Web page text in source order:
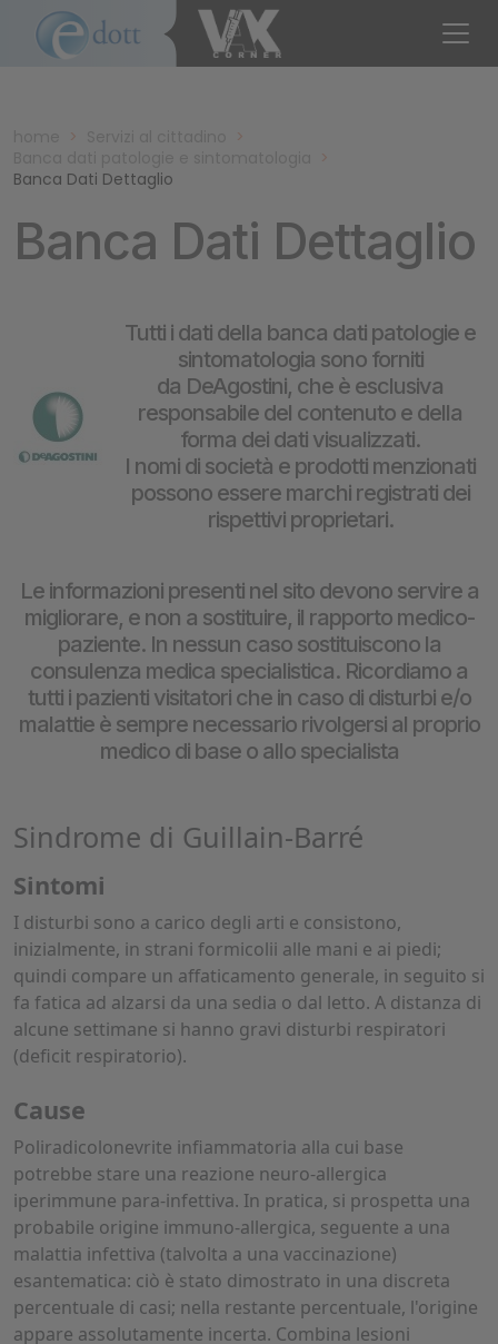
>
>
>
Banca Dati Dettaglio
Banca Dati Dettaglio
Tutti i dati della banca dati patologie e
sintomatologia sono forniti
da DeAgostini, che è esclusiva
responsabile del contenuto e della
forma dei dati visualizzati.
I nomi di società e prodotti menzionati
possono essere marchi registrati dei
rispettivi proprietari.
Le informazioni presenti nel sito devono servire a
migliorare, e non a sostituire, il rapporto medico-
paziente. In nessun caso sostituiscono la
consulenza medica specialistica. Ricordiamo a
tutti i pazienti visitatori che in caso di disturbi e/o
malattie è sempre necessario rivolgersi al proprio
medico di base o allo specialista
Sindrome di Guillain-Barré
Sintomi
I disturbi sono a carico degli arti e consistono,
inizialmente, in strani formicolii alle mani e ai piedi;
quindi compare un affaticamento generale, in seguito si
fa fatica ad alzarsi da una sedia o dal letto. A distanza di
alcune settimane si hanno gravi disturbi respiratori
(deficit respiratorio).
Cause
Poliradicolonevrite infiammatoria alla cui base
potrebbe stare una reazione neuro-allergica
iperimmune para-infettiva. In pratica, si prospetta una
probabile origine immuno-allergica, seguente a una
malattia infettiva (talvolta a una vaccinazione)
esantematica: ciò è stato dimostrato in una discreta
percentuale di casi; nella restante percentuale, l'origine
appare assolutamente incerta. Combina lesioni